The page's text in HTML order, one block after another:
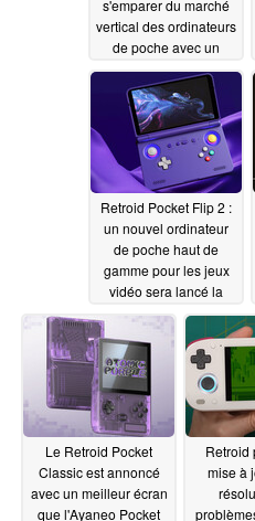
s'emparer du marché
vertical des ordinateurs
de poche avec un
appareil adapté aux
Game Boy et Sega
Saturn03/18/2025
Retroid Pocket Flip 2 :
un nouvel ordinateur
de poche haut de
gamme pour les jeux
vidéo sera lancé la
semaine prochaine
03/14/2025
Le Retroid Pocket
Classic est annoncé
avec un meilleur écran
que l'Ayaneo Pocket
Retroid
mise à